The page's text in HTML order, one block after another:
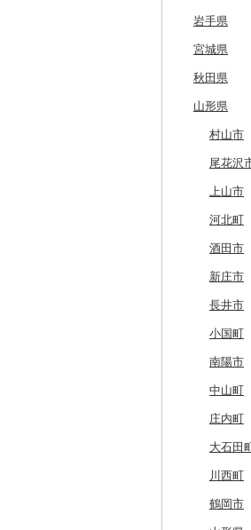
鹿部町
江差町
白老町
せたな町
旭川市
森町
稚内市
標津町
清里町
北斗市
留萌市
白糠町
釧路町
名寄市
美唄市
厚岸町
南富良野町
上富良野町
十和田市
大鰐町
南部町
五戸町
藤崎町
六ヶ所
東北町
三戸町
東通村
黒石市
おいら
鶴田町
階上町
深浦町
青森市
田子町
新郷村
横浜町
岩手県
宮古市
軽米町
岩手町
矢巾町
釜石市
野田村
普代村
一戸町
陸前高
紫波町
滝沢市
住田町
葛巻町
花巻市
岩泉町
田野畑村
盛岡市
宮城県
柴田町
色麻町
丸森町
大衡村
加美町
利府町
白石市
登米市
山元町
名取市
川崎町
村田町
栗原市
富谷市
岩沼市
七ヶ宿町
秋田県
大潟村
横手市
能代市
小坂町
仙北市
井川町
潟上市
三種町
藤里町
湯沢市
大館市
由利本
にかほ
羽後町
秋田県
山形県
村山市
尾花沢
上山市
河北町
酒田市
新庄市
長井市
小国町
南陽市
中山町
庄内町
大石田
川西町
鶴岡市